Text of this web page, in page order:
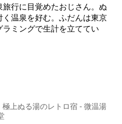
旅行に目覚めたおじさん。ぬ
く温泉を好む。ふだんは東京
ラミングで生計を立ててい
極上ぬる湯のレトロ宿 - 微温湯